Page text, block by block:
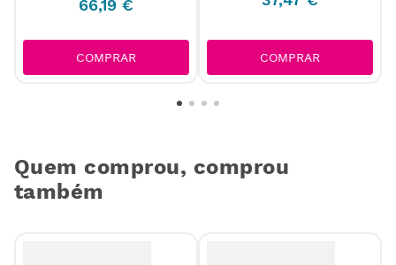
66,19 €
COMPRAR COMPRAR
Quem comprou, comprou
também